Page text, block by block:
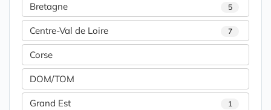
Bretagne 5
Centre-Val de Loire 7
Corse
DOM/TOM
Grand Est 1